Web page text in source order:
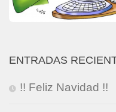
ENTRADAS
!! Feliz Navidad !!